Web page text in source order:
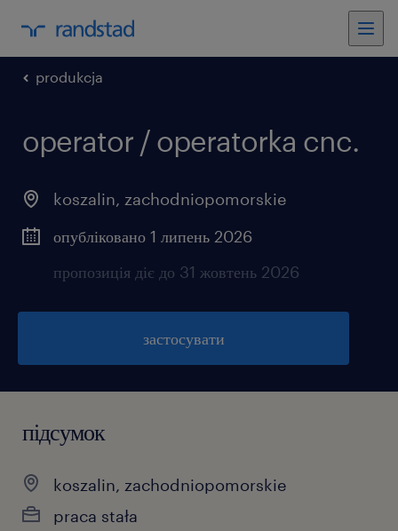
produkcja
operator / operatorka cnc.
koszalin, zachodniopomorskie
опубліковано 1 липень 2026
пропозиція діє до 31 жовтень 2026
застосувати
підсумок
koszalin, zachodniopomorskie
praca stała